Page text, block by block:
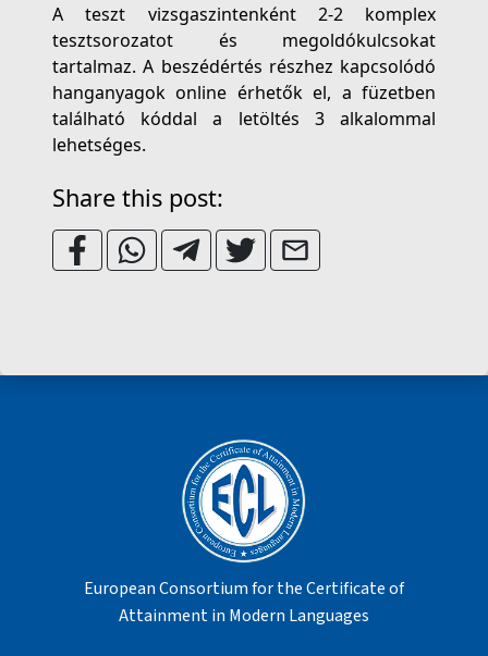
A teszt vizsgaszintenként 2-2 komplex
tesztsorozatot és megoldókulcsokat
tartalmaz. A beszédértés részhez kapcsolódó
hanganyagok online érhetők el, a füzetben
található kóddal a letöltés 3 alkalommal
lehetséges.
Share this post:
European Consortium for the Certificate of
Attainment in Modern Languages